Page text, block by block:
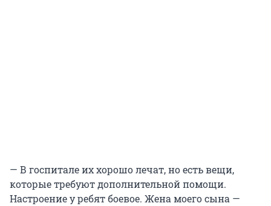
— В госпитале их хорошо лечат, но есть вещи,
которые требуют дополнительной помощи.
Настроение у ребят боевое. Жена моего сына —